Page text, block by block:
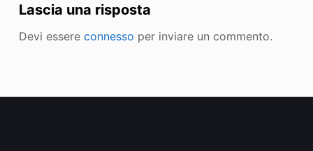
Lascia una risposta
Devi essere connesso per inviare un commento.